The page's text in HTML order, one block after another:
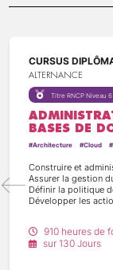
CURSUS
ALTERNANCE
Titre RNCP Niveau
BASES DE
#Architecture #Cloud
Construire et
Assurer la gestion
Définir la politique
Développer les
910 heures de
sur 130 Jours